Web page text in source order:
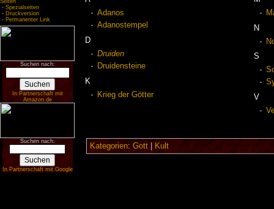
Seiten
- Spezialseiten
- Druckversion
- Permanenter Link
Suchen nach:
In Partnerschaft mit
Amazon.de
Suchen nach:
In Partnerschaft mit Google
Adanos
Adanostempel
D
Druiden
Druidensteine
K
Krieg der Götter
N
S
V
Kategorien: Gott| Kult